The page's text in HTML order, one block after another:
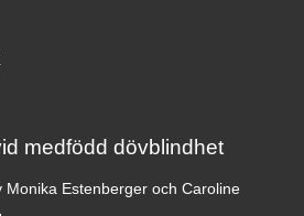
medfödd dövblindhet
Monika Estenberger och Caroline